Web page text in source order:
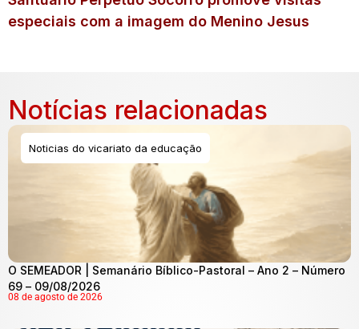
especiais com a imagem do Menino Jesus
Notícias relacionadas
Noticias do vicariato da educação
O SEMEADOR | Semanário Bíblico-Pastoral – Ano 2 – Número
69 – 09/08/2026
08 de agosto de 2026